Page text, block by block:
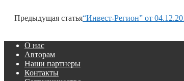
Предыдущая статья“Инвест-Регион” от
О нас
Авторам
Наши партнеры
Контакты